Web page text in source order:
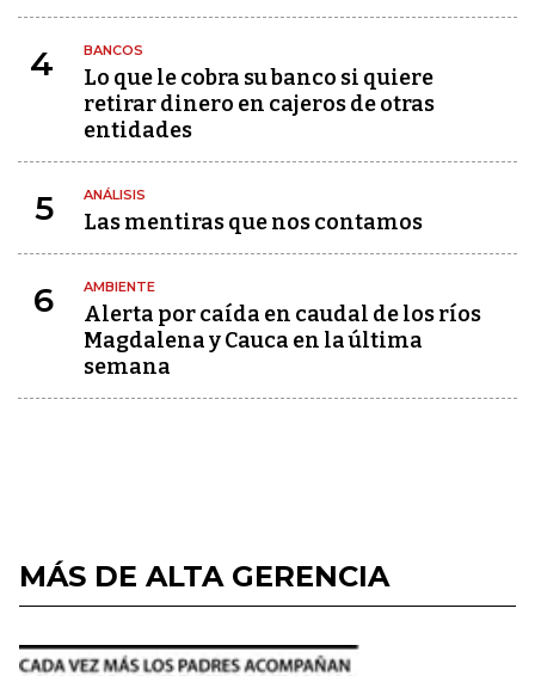
4 BANCOS
Lo que le cobra su banco si quiere
retirar dinero en cajeros de otras
entidades
5 ANÁLISIS
Las mentiras que nos contamos
6 AMBIENTE
Alerta por caída en caudal de los ríos
Magdalena y Cauca en la última
semana
MÁS DE ALTA GERENCIA